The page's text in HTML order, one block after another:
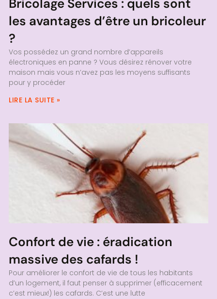
Bricolage Services : quels sont
les avantages d’être un bricoleur
?
Vos possédez un grand nombre d’appareils
électroniques en panne ? Vous désirez rénover votre
maison mais vous n’avez pas les moyens suffisants
pour y procéder
LIRE LA SUITE »
Confort de vie : éradication
massive des cafards !
Pour améliorer le confort de vie de tous les habitants
d’un logement, il faut penser à supprimer (efficacement
c’est mieux!) les cafards. C’est une lutte